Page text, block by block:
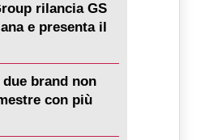
rilancia GS
e presenta il
brand non
con più